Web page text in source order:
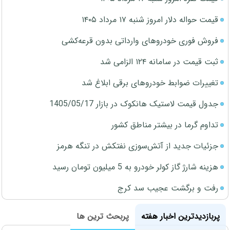
قیمت حواله دلار امروز شنبه ۱۷ مرداد ۱۴۰۵
فروش فوری خودروهای وارداتی بدون قرعه‌کشی
ثبت قیمت در سامانه ۱۲۴ الزامی شد
تغییرات ضوابط خودروهای برقی ابلاغ شد
جدول قیمت لاستیک هانکوک در بازار 1405/05/17
تداوم گرما در بیشتر مناطق کشور
جزئیات جدید از آتش‌سوزی نفتکش در تنگه هرمز
هزینه شارژ گاز کولر خودرو به 5 میلیون تومان رسید
رفت و برگشت عجیب سد کرج
پربازدیدترین اخبار هفته پربحث ترین ها